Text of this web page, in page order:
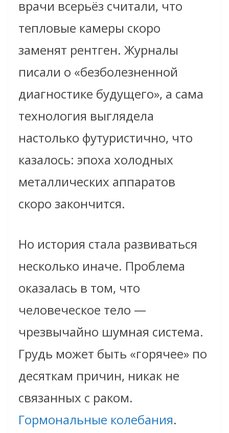
врачи всерьёз считали, что
тепловые камеры скоро
заменят рентген. Журналы
писали о «безболезненной
диагностике будущего», а сама
технология выглядела
настолько футуристично, что
казалось: эпоха холодных
металлических аппаратов
скоро закончится.
Но история стала развиваться
несколько иначе. Проблема
оказалась в том, что
человеческое тело —
чрезвычайно шумная система.
Грудь может быть «горячее» по
десяткам причин, никак не
связанных с раком.
Гормональные колебания.